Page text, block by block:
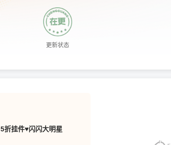
更新状态
5折挂件♥闪闪大明星